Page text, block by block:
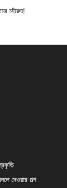
মহীরুহ!
দেওয়ার গল্প